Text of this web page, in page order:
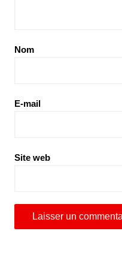
Nom
E-mail
Site web